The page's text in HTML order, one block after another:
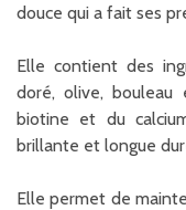
douce qui a fait ses
Elle contient des
doré, olive,
biotine et du
brillante et longue
Elle permet de